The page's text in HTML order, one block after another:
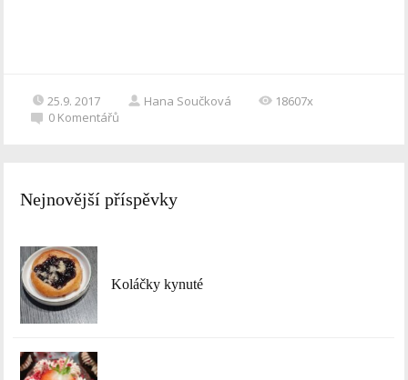
25.9. 2017 Hana Součková
18607x
0 Komentářů
Nejnovější příspěvky
Koláčky kynuté